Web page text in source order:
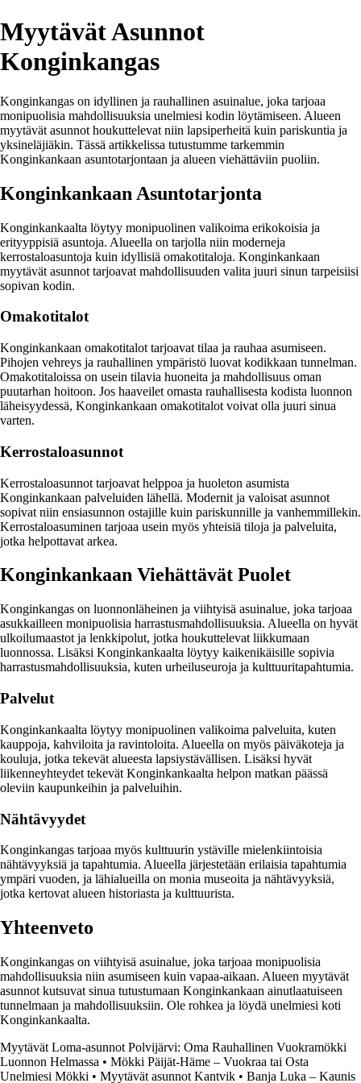
Myytävät Asunnot
Konginkangas
Konginkangas on idyllinen ja rauhallinen asuinalue, joka tarjoaa
monipuolisia mahdollisuuksia unelmiesi kodin löytämiseen. Alueen
myytävät asunnot houkuttelevat niin lapsiperheitä kuin pariskuntia ja
yksineläjiäkin. Tässä artikkelissa tutustumme tarkemmin
Konginkankaan asuntotarjontaan ja alueen viehättäviin puoliin.
Konginkankaan Asuntotarjonta
Konginkankaalta löytyy monipuolinen valikoima erikokoisia ja
erityyppisiä asuntoja. Alueella on tarjolla niin moderneja
kerrostaloasuntoja kuin idyllisiä omakotitaloja. Konginkankaan
myytävät asunnot tarjoavat mahdollisuuden valita juuri sinun tarpeisiisi
sopivan kodin.
Omakotitalot
Konginkankaan omakotitalot tarjoavat tilaa ja rauhaa asumiseen.
Pihojen vehreys ja rauhallinen ympäristö luovat kodikkaan tunnelman.
Omakotitaloissa on usein tilavia huoneita ja mahdollisuus oman
puutarhan hoitoon. Jos haaveilet omasta rauhallisesta kodista luonnon
läheisyydessä, Konginkankaan omakotitalot voivat olla juuri sinua
varten.
Kerrostaloasunnot
Kerrostaloasunnot tarjoavat helppoa ja huoleton asumista
Konginkankaan palveluiden lähellä. Modernit ja valoisat asunnot
sopivat niin ensiasunnon ostajille kuin pariskunnille ja vanhemmillekin.
Kerrostaloasuminen tarjoaa usein myös yhteisiä tiloja ja palveluita,
jotka helpottavat arkea.
Konginkankaan Viehättävät Puolet
Konginkangas on luonnonläheinen ja viihtyisä asuinalue, joka tarjoaa
asukkailleen monipuolisia harrastusmahdollisuuksia. Alueella on hyvät
ulkoilumaastot ja lenkkipolut, jotka houkuttelevat liikkumaan
luonnossa. Lisäksi Konginkankaalta löytyy kaikenikäisille sopivia
harrastusmahdollisuuksia, kuten urheiluseuroja ja kulttuuritapahtumia.
Palvelut
Konginkankaalta löytyy monipuolinen valikoima palveluita, kuten
kauppoja, kahviloita ja ravintoloita. Alueella on myös päiväkoteja ja
kouluja, jotka tekevät alueesta lapsiystävällisen. Lisäksi hyvät
liikenneyhteydet tekevät Konginkankaalta helpon matkan päässä
oleviin kaupunkeihin ja palveluihin.
Nähtävyydet
Konginkangas tarjoaa myös kulttuurin ystäville mielenkiintoisia
nähtävyyksiä ja tapahtumia. Alueella järjestetään erilaisia tapahtumia
ympäri vuoden, ja lähialueilla on monia museoita ja nähtävyyksiä,
jotka kertovat alueen historiasta ja kulttuurista.
Yhteenveto
Konginkangas on viihtyisä asuinalue, joka tarjoaa monipuolisia
mahdollisuuksia niin asumiseen kuin vapaa-aikaan. Alueen myytävät
asunnot kutsuvat sinua tutustumaan Konginkankaan ainutlaatuiseen
tunnelmaan ja mahdollisuuksiin. Ole rohkea ja löydä unelmiesi koti
Konginkankaalta.
Myytävät Loma-asunnot Polvijärvi: Oma Rauhallinen Vuokramökki
Luonnon Helmassa • Mökki Päijät-Häme – Vuokraa tai Osta
Unelmiesi Mökki • Myytävät asunnot Kantvik • Banja Luka – Kaunis